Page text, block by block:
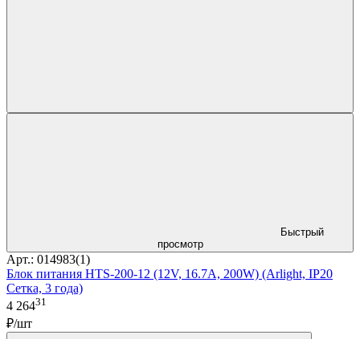
Быстрый
просмотр
Арт.: 014983(1)
Блок питания HTS-200-12 (12V, 16.7A, 200W) (Arlight, IP20
Сетка, 3 года)
4 26431
₽/шт